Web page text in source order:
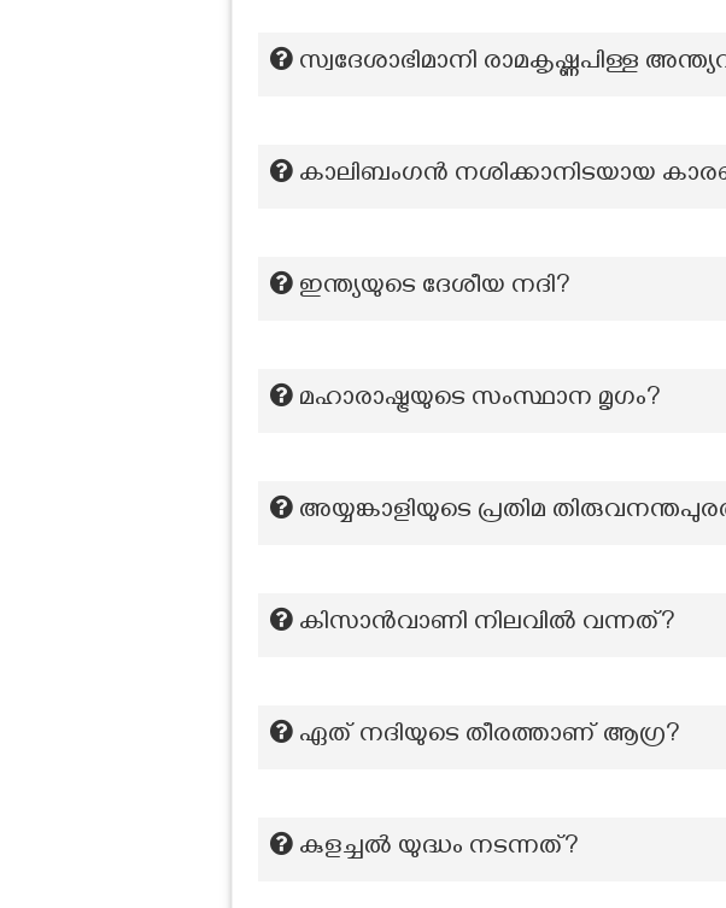
സ്വദേശാഭിമാനി രാമകൃഷ്ണപിള്ള
കാലിബംഗൻ നശിക്കാനിടയായ
ഇന്ത്യയുടെ ദേശീയ നദി?
മഹാരാഷ്ട്രയുടെ സംസ്ഥാന മൃഗം?
അയ്യങ്കാളിയുടെ പ്രതിമ
കിസാന്‍വാണി നിലവില്‍ വന്നത്?
ഏത് നദിയുടെ തീരത്താണ് ആഗ്ര?
കുളച്ചല്‍ യുദ്ധം നടന്നത്?